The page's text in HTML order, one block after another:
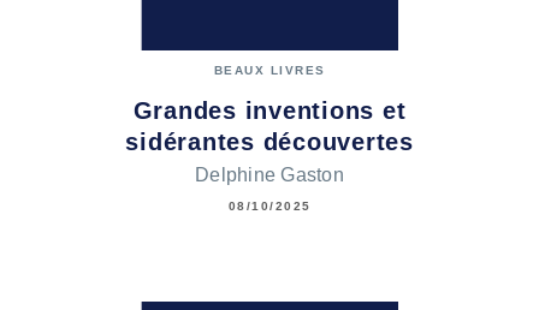
BEAUX LIVRES
Grandes inventions et
sidérantes découvertes
Delphine Gaston
08/10/2025